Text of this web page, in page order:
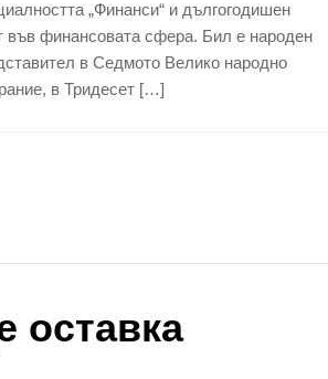
„Финанси“ и дългогодишен
във финансовата сфера. Бил е народен
в Седмото Велико народно
в Тридесет […]
оставка